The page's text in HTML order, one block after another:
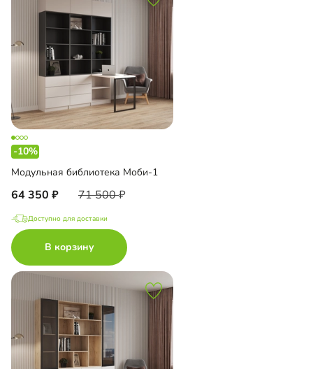
-10%
Модульная библиотека Моби-1
64 350 71 500
Доступно для доставки
В корзину